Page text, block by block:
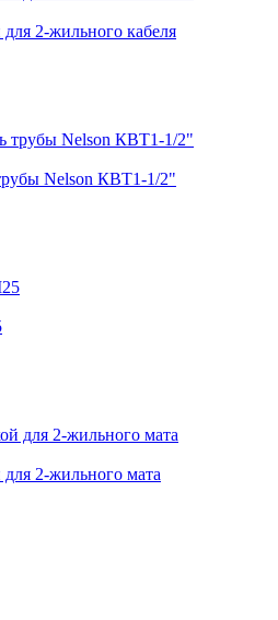
2-жильного кабеля
Nelson КВТ1-1/2"
2-жильного мата